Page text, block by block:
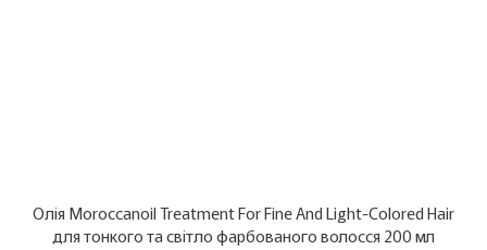
Олія Moroccanoil Treatment For Fine And Light-Colored Hair
для тонкого та світло фарбованого волосся 200 мл